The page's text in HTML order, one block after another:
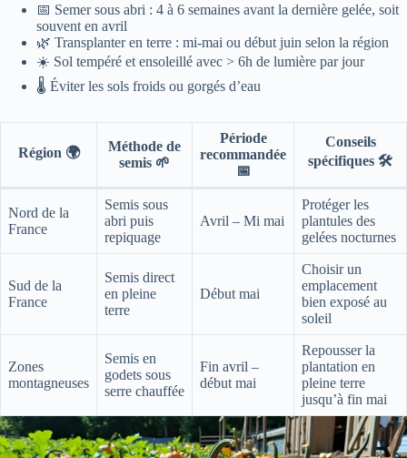
📅 Semer sous abri : 4 à 6 semaines avant la dernière gelée, soit
souvent en avril
🌿 Transplanter en terre : mi-mai ou début juin selon la région
☀️ Sol tempéré et ensoleillé avec > 6h de lumière par jour
🌡️ Éviter les sols froids ou gorgés d’eau
Région 🌍
Méthode de
semis 🌱
Période
recommandée
📅
Conseils
spécifiques 🛠️
Nord de la
France
Semis sous
abri puis
repiquage
Avril – Mi mai
Protéger les
plantules des
gelées nocturnes
Sud de la
France
Semis direct
en pleine
terre
Début mai
Choisir un
emplacement
bien exposé au
soleil
Zones
montagneuses
Semis en
godets sous
serre chauffée
Fin avril –
début mai
Repousser la
plantation en
pleine terre
jusqu’à fin mai